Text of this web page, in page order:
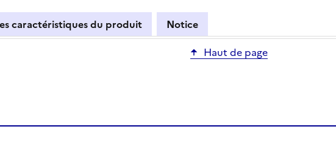
caractéristiques du produit
Notice
Haut de page